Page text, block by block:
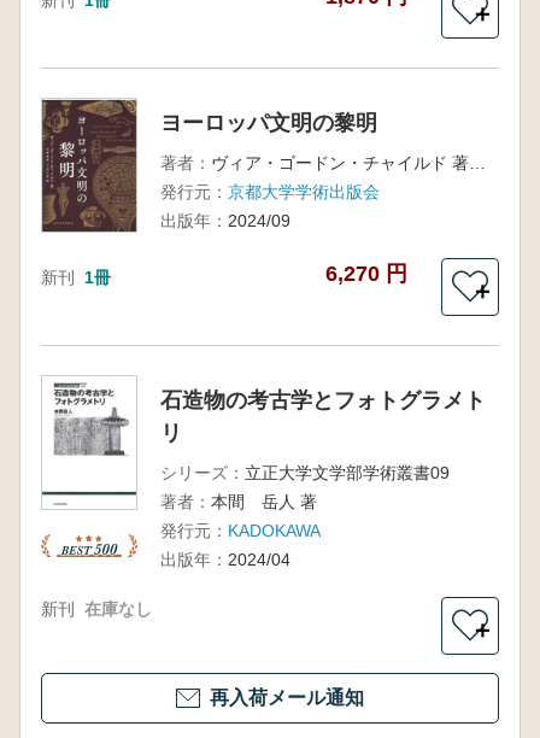
＋
ヨーロッパ文明の黎明
著者：
ヴィア・ゴードン・チャイルド 著 近藤 義郎・下垣 仁志 訳
発行元： 京都大学学術出版会
出版年： 2024/09
新刊 1冊 6,270 円
＋
石造物の考古学とフォトグラメト
リ
シリーズ： 立正大学文学部学術叢書09
著者： 本間 岳人 著
発行元： KADOKAWA
出版年： 2024/04
新刊 在庫なし
＋
再入荷メール通知